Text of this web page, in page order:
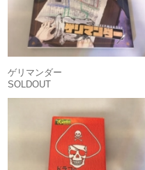
ゲリマンダー
SOLDOUT